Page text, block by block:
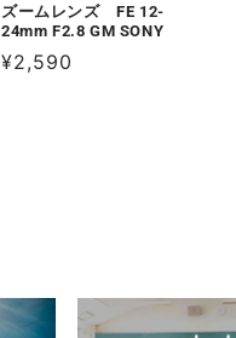
ズームレンズ FE 12-
24mm F2.8 GM SONY
通
¥2,590